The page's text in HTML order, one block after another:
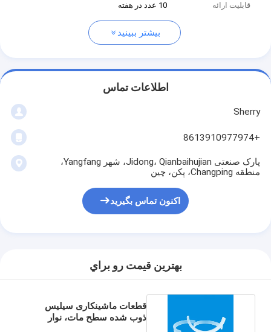
قابلیت ارائه
10 عدد در هفته
بیشتر ببینید
اطلاعات تماس
Sherry
+8613910977974
پارک صنعتی Jidong، Qianbaihujian، شهر Yangfang،
منطقه Changping، پکن، چین
اکنون تماس بگیرید
بهترين قيمت رو براي
قطعات ماشینکاری سیلیس
ذوب شده سطح مات، نوار